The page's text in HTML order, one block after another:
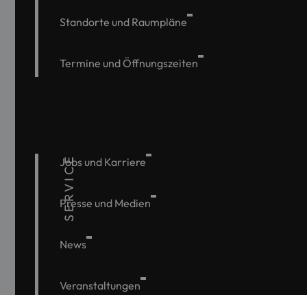
Standorte und Raumpläne
Termine und Öffnungszeiten
SERVICE
Jobs und Karriere
Presse und Medien
News
Veranstaltungen